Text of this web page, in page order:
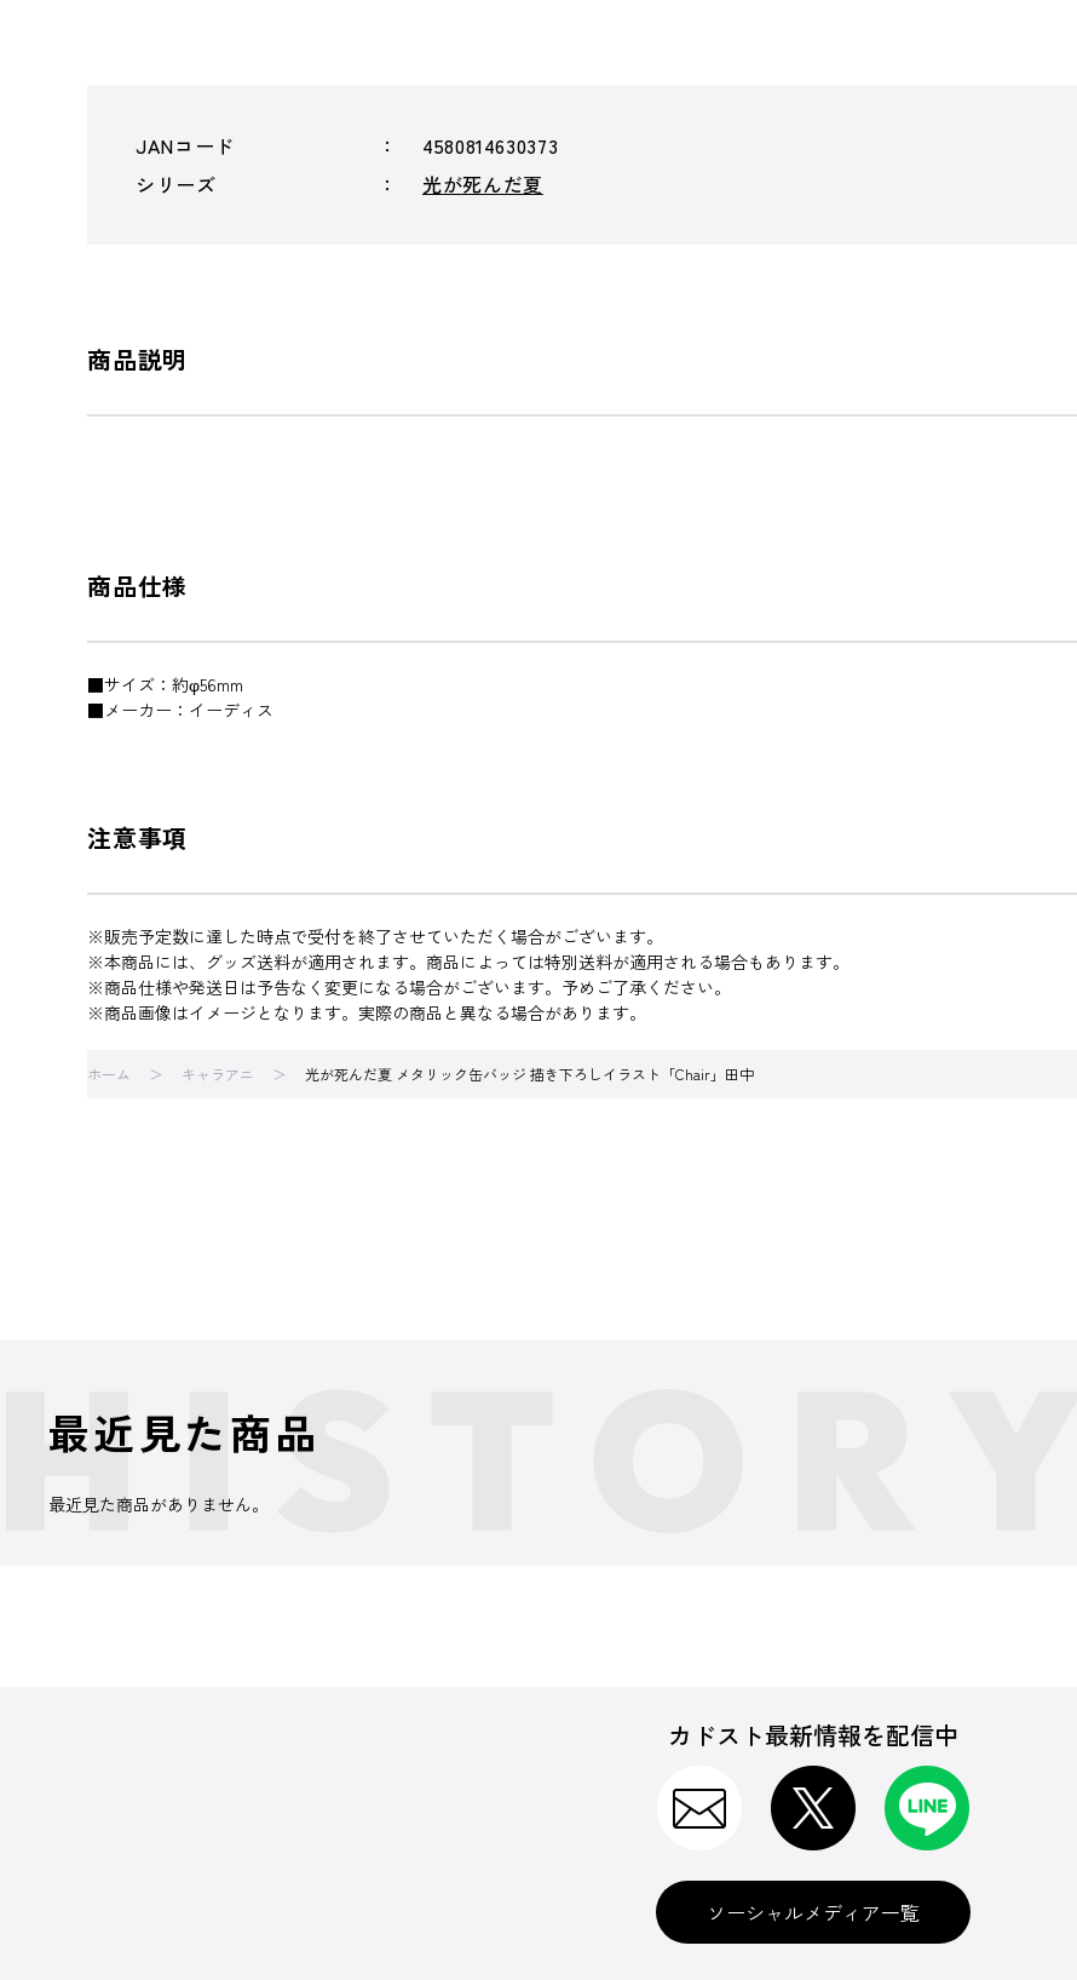
JANコード
4580814630373
シリーズ
光が死んだ夏
商品説明
商品仕様
■サイズ：約φ56mm
■メーカー：イーディス
注意事項
※販売予定数に達した時点で受付を終了させていただく場合がございます。
※本商品には、グッズ送料が適用されます。商品によっては特別送料が適用される場合もあります。
※商品仕様や発送日は予告なく変更になる場合がございます。予めご了承ください。
※商品画像はイメージとなります。実際の商品と異なる場合があります。
ホーム キャラアニ 光が死んだ夏 メタリック缶バッジ 描き下ろしイラスト「Chair」田中
最近見た商品
最近見た商品がありません。
カドスト最新情報を配信中
ソーシャルメディア一覧